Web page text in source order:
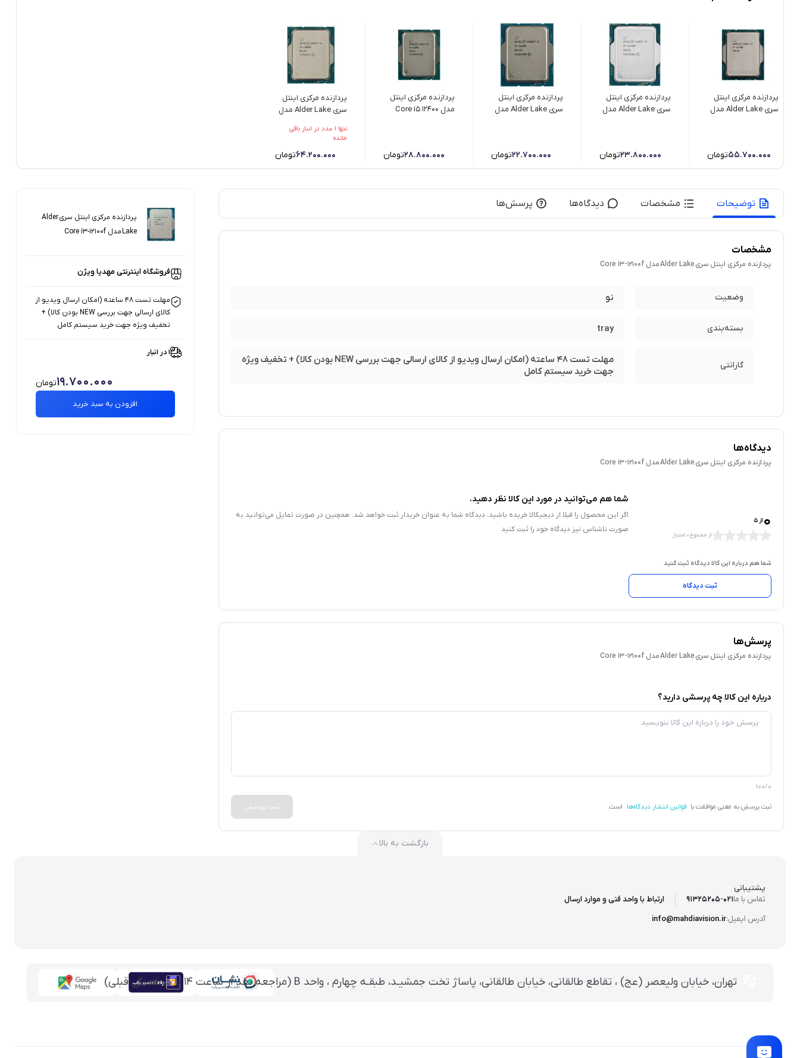
پردازنده مرکزی اینتل
سری Alder Lake مدل
55.700.000تومان
پردازنده مرکزی اینتل
سری Alder Lake مدل
23.800.000تومان
پردازنده مرکزی اینتل
سری Alder Lake مدل
22.700.000تومان
پردازنده مرکزی اینتل
مدل Core i5 12400
28.800.000تومان
پردازنده مرکزی اینتل
سری Alder Lake مدل
شده (POLD)تنها 1 عدد در انبار باقی
مانده
64.200.000تومان
توضیحات مشخصات دیدگاه‌ها پرسش‌ها
مشخصات
پردازنده مرکزی اینتل سری Alder Lake مدل Core i3-12100f
وضعیت نو
بسته‌بندی tray
گارانتی
مهلت تست 48 ساعته (امکان ارسال ویدیو از کالای ارسالی جهت بررسی NEW بودن کالا) + تخفیف ویژه
جهت خرید سیستم کامل
دیدگاه‌ها
پردازنده مرکزی اینتل سری Alder Lake مدل Core i3-12100f
0 از 5
از مجموع 0 امتیاز
شما هم درباره این کالا دیدگاه ثبت کنید
ثبت دیدگاه
شما هم می‌توانید در مورد این کالا نظر دهید.
اگر این محصول را قبلا از دیجیکالا خریده باشید، دیدگاه شما به عنوان خریدار ثبت خواهد شد. همچنین در صورت تمایل می‌توانید به
صورت ناشناس نیز دیدگاه خود را ثبت کنید
پرسش‌ها
پردازنده مرکزی اینتل سری Alder Lake مدل Core i3-12100f
درباره این کالا چه پرسشی دارید؟
100/0
ثبت پرسش به معنی موافقت با قوانین انتشار دیدگاه‌ها است. ثبت پرسش
پردازنده مرکزی اینتل سری Alder
Lake مدل Core i3-12100f
فروشگاه اینترنتی مهدیا ویژن
مهلت تست 48 ساعته (امکان ارسال ویدیو از
کالای ارسالی جهت بررسی NEW بودن کالا) +
تخفیف ویژه جهت خرید سیستم کامل
1 در انبار
افزودن به سبد خرید
19.700.000تومان
پشتیبانی
تماس با ما91325205-021
آدرس ایمیل:info@mahdiavision.ir
ارتباط با واحد فنی و موارد ارسال
بازگشت به بالا
تهران، خيابان وليعصر (عج) ، تقاطع طالقانی، خيابان طالقانی، پاساژ تخت جمشيـد، طبقـه چهارم ، واحد B (مراجعه بعد از ساعت 14 با هماهنگی قبلی)